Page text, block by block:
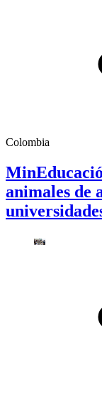
Colombia
animales de